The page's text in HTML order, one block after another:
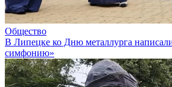
Общество
В Липецке ко Дню металлурга
симфонию»